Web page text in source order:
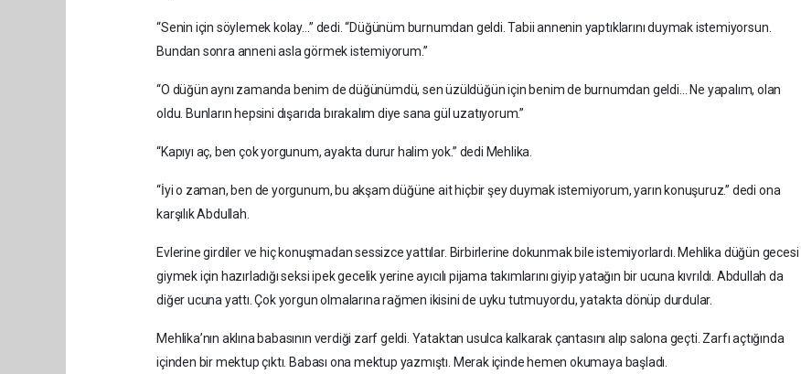
“Senin için söylemek kolay…” dedi. “Düğünüm burnumdan geldi. Tabii annenin yaptıklarını duymak istemiyorsun.
Bundan sonra anneni asla görmek istemiyorum.”
“O düğün aynı zamanda benim de düğünümdü, sen üzüldüğün için benim de burnumdan geldi… Ne yapalım, olan
oldu. Bunların hepsini dışarıda bırakalım diye sana gül uzatıyorum.”
“Kapıyı aç, ben çok yorgunum, ayakta durur halim yok.” dedi Mehlika.
“İyi o zaman, ben de yorgunum, bu akşam düğüne ait hiçbir şey duymak istemiyorum, yarın konuşuruz.” dedi ona
karşılık Abdullah.
Evlerine girdiler ve hiç konuşmadan sessizce yattılar. Birbirlerine dokunmak bile istemiyorlardı. Mehlika düğün gecesi
giymek için hazırladığı seksi ipek gecelik yerine ayıcılı pijama takımlarını giyip yatağın bir ucuna kıvrıldı. Abdullah da
diğer ucuna yattı. Çok yorgun olmalarına rağmen ikisini de uyku tutmuyordu, yatakta dönüp durdular.
Mehlika’nın aklına babasının verdiği zarf geldi. Yataktan usulca kalkarak çantasını alıp salona geçti. Zarfı açtığında
içinden bir mektup çıktı. Babası ona mektup yazmıştı. Merak içinde hemen okumaya başladı.